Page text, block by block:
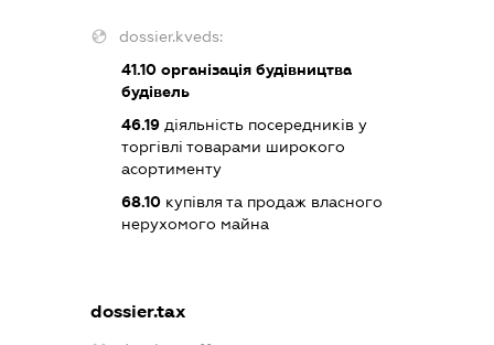
dossier.kveds:
41.10організація будівництва
будівель
46.19діяльність посередників у
торгівлі товарами широкого
асортименту
68.10купівля та продаж власного
нерухомого майна
dossier.tax